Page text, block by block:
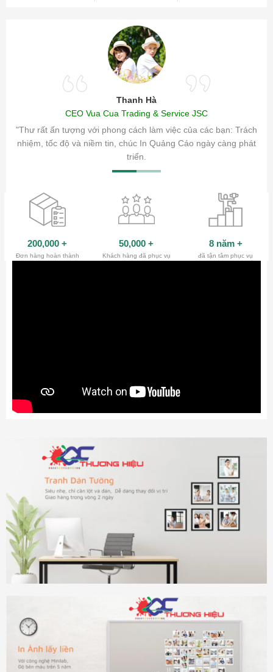
Thanh Hà
CEO Vua Cua Trading & Service JSC
"Thư rất ấn tượng với phong cách làm việc của các bạn: Trách
nhiệm, tốc độ và niềm tin, chúc In Quảng Cáo ngày càng phát
triển.
sóc
200,000 +
Đơn hàng hoàn thành
50,000 +
Khách hàng đã phục vụ
8 năm +
đã tận tâm phục vụ